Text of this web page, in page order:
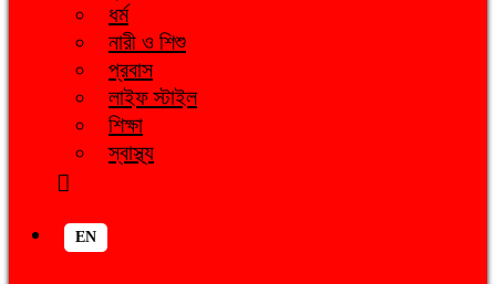
ধর্ম
নারী ও শিশু
প্রবাস
লাইফ স্টাইল
শিক্ষা
স্বাস্থ্য
EN